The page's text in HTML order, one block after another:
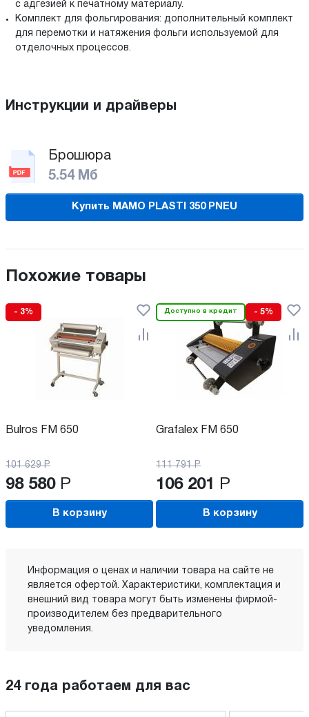
с адгезией к печатному материалу.
Комплект для фольгирования: дополнительный комплект
для перемотки и натяжения фольги используемой для
отделочных процессов.
Инструкции и драйверы
Брошюра
5.54 Мб
Купить MAMO PLASTI 350 PNEU
Похожие товары
- 3%
Bulros FM 650
101 629 Р
98 580 Р
В корзину
Доступно в кредит - 5%
Grafalex FM 650
111 791 Р
106 201 Р
В корзину
Информация о ценах и наличии товара на сайте не
является офертой. Характеристики, комплектация и
внешний вид товара могут быть изменены фирмой-
производителем без предварительного
уведомления.
24 года работаем для вас